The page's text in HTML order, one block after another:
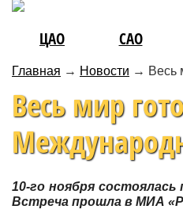
ЦАО САО
Главная → Новости → Весь
Весь мир
10-го ноября
Встреча прошла в МИА